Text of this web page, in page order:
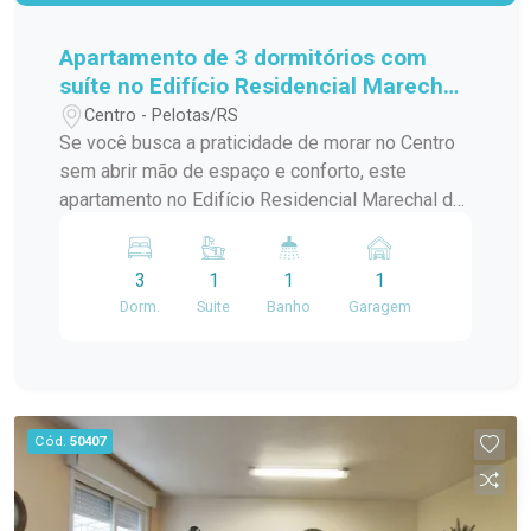
Apartamento de 3 dormitórios com
suíte no Edifício Residencial Marechal
de Ferro - Centro - Pelotas
Centro - Pelotas/RS
Se você busca a praticidade de morar no Centro
sem abrir mão de espaço e conforto, este
apartamento no Edifício Residencial Marechal de
amplos, bem distribuídos e funcionais, o imóvel
oferece uma rotina mais prática para toda a
família, em uma das localizações mais
Receita Federal, o apartamento está inserido em
uma das regiões mais completas de Pelotas.
Além da excelente mobilidade, você terá fácil
acesso a supermercados, farmácias, bancos,
3
Dorm.
1
Suite
1
Banho
1
Garagem
Cód. 50407